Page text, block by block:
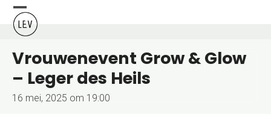
Skip
content
Open
mobile
menu
Close
mobile
menu
Vrouwenevent Grow & Glow
– Leger des Heils
16 mei, 2025 om 19:00